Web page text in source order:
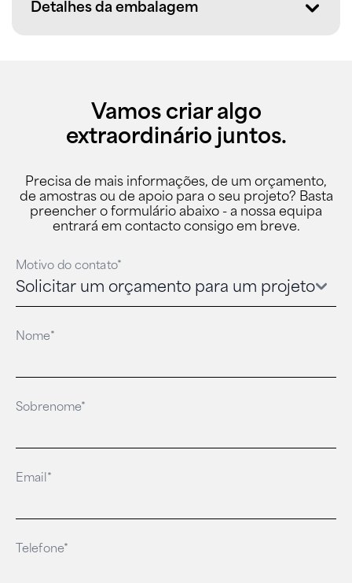
Detalhes da embalagem
Vamos criar algo
extraordinário juntos.
Precisa de mais informações, de um orçamento,
de amostras ou de apoio para o seu projeto? Basta
preencher o formulário abaixo - a nossa equipa
entrará em contacto consigo em breve.
Motivo do contato*
Nome*
Sobrenome*
Email*
Telefone*